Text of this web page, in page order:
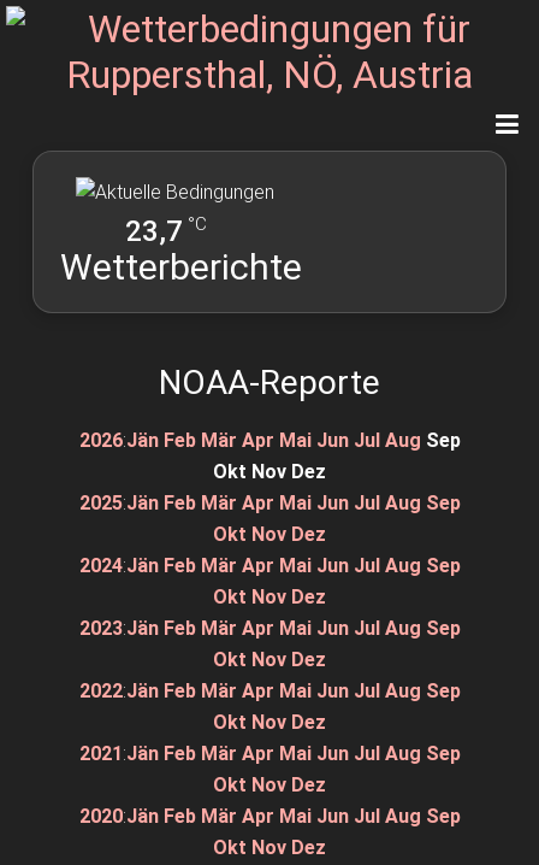
23,7 °C
Wetterberichte
NOAA-Reporte
2026:Jän Feb Mär Apr Mai Jun Jul Aug Sep
Okt Nov Dez
2025:Jän Feb Mär Apr Mai Jun Jul Aug Sep
Okt Nov Dez
2024:Jän Feb Mär Apr Mai Jun Jul Aug Sep
Okt Nov Dez
2023:Jän Feb Mär Apr Mai Jun Jul Aug Sep
Okt Nov Dez
2022:Jän Feb Mär Apr Mai Jun Jul Aug Sep
Okt Nov Dez
2021:Jän Feb Mär Apr Mai Jun Jul Aug Sep
Okt Nov Dez
2020:Jän Feb Mär Apr Mai Jun Jul Aug Sep
Okt Nov Dez